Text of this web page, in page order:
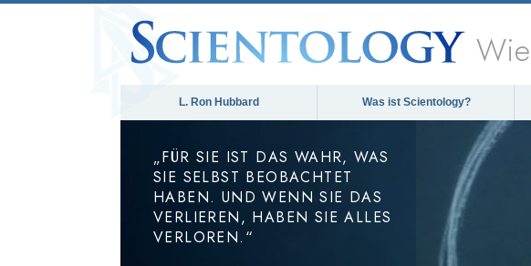
L. Ron Hubbard Was ist Scientology?
„FÜR SIE IST DAS WAHR, WAS
SIE SELBST BEOBACHTET
HABEN. UND WENN SIE DAS
VERLIEREN, HABEN SIE ALLES
VERLOREN.“